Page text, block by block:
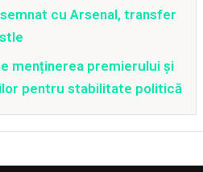
cu Arsenal, transfer
menținerea premierului și
pentru stabilitate politică